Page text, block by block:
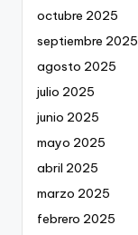
octubre 2025
septiembre 2025
agosto 2025
julio 2025
junio 2025
mayo 2025
abril 2025
marzo 2025
febrero 2025